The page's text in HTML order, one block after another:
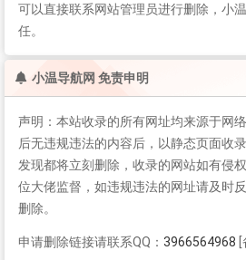
可以直接联系网站管理员进行删除，小
任。
小温导航网 免责申明
声明：本站收录的所有网址均来源于网
后无违规违法的内容后，以静态页面收
发现都将立刻删除，收录的网站如有侵
位大佬监督，如违规违法的网址请及时
删除。
申请删除链接请联系QQ： 3966564968